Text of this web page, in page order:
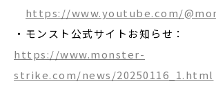
https://www.youtube.com/
・モンスト公式サイトお知らせ：
https://www.monster-
strike.com/news/20250116_1.html